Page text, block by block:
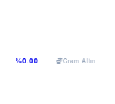
Gram Altın 5.972,25 %0.04